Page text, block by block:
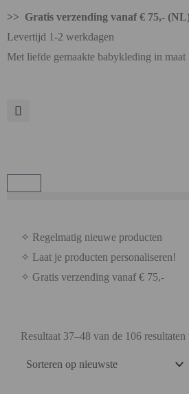
>> Gratis verzending vanaf € 75,-
Levertijd 1-2 werkdagen
Met liefde gemaakte babykleding in maat
✧ Regelmatig nieuwe producten
✧ Laat je producten personaliseren!
✧ Gratis verzending vanaf € 75,-
Resultaat 37–48 van de 106